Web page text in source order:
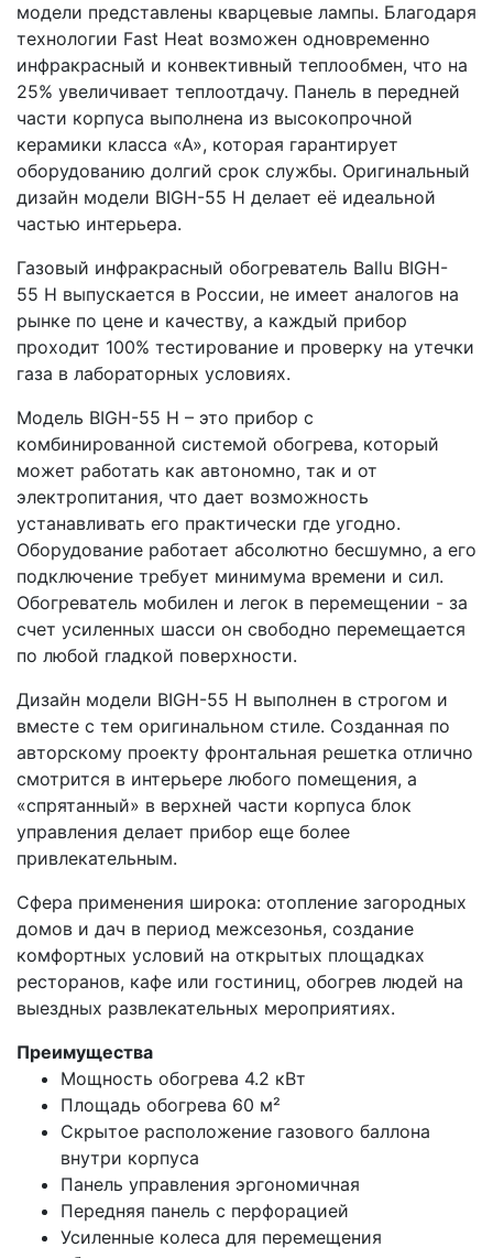
модели представлены кварцевые лампы. Благодаря
технологии Fast Heat возможен одновременно
инфракрасный и конвективный теплообмен, что на
25% увеличивает теплоотдачу. Панель в передней
части корпуса выполнена из высокопрочной
керамики класса «А», которая гарантирует
оборудованию долгий срок службы. Оригинальный
дизайн модели BIGH-55 H делает её идеальной
частью интерьера.
Газовый инфракрасный обогреватель Ballu BIGH-
55 H выпускается в России, не имеет аналогов на
рынке по цене и качеству, а каждый прибор
проходит 100% тестирование и проверку на утечки
газа в лабораторных условиях.
Модель BIGH-55 H – это прибор с
комбинированной системой обогрева, который
может работать как автономно, так и от
электропитания, что дает возможность
устанавливать его практически где угодно.
Оборудование работает абсолютно бесшумно, а его
подключение требует минимума времени и сил.
Обогреватель мобилен и легок в перемещении - за
счет усиленных шасси он свободно перемещается
по любой гладкой поверхности.
Дизайн модели BIGH-55 H выполнен в строгом и
вместе с тем оригинальном стиле. Созданная по
авторскому проекту фронтальная решетка отлично
смотрится в интерьере любого помещения, а
«спрятанный» в верхней части корпуса блок
управления делает прибор еще более
привлекательным.
Сфера применения широка: отопление загородных
домов и дач в период межсезонья, создание
комфортных условий на открытых площадках
ресторанов, кафе или гостиниц, обогрев людей на
выездных развлекательных мероприятиях.
Преимущества
Мощность обогрева 4.2 кВт
Площадь обогрева 60 м²
Скрытое расположение газового баллона
внутри корпуса
Панель управления эргономичная
Передняя панель с перфорацией
Усиленные колеса для перемещения